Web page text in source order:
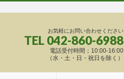
お気軽にお問い合わせください
TEL 042-860-6988
電話受付時間；10:00-16:00
（水・土・日・祝日を除く）